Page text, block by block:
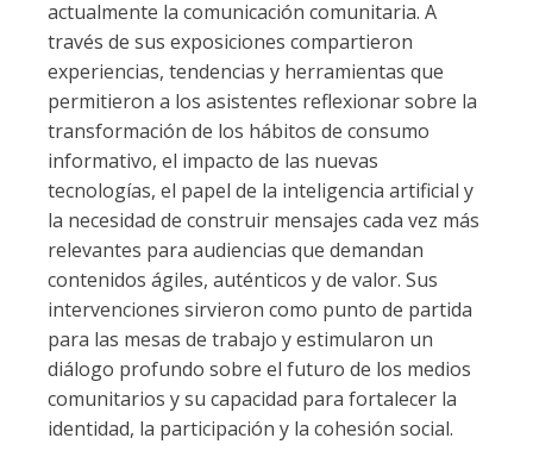
actualmente la comunicación comunitaria. A
través de sus exposiciones compartieron
experiencias, tendencias y herramientas que
permitieron a los asistentes reflexionar sobre la
transformación de los hábitos de consumo
informativo, el impacto de las nuevas
tecnologías, el papel de la inteligencia artificial y
la necesidad de construir mensajes cada vez más
relevantes para audiencias que demandan
contenidos ágiles, auténticos y de valor. Sus
intervenciones sirvieron como punto de partida
para las mesas de trabajo y estimularon un
diálogo profundo sobre el futuro de los medios
comunitarios y su capacidad para fortalecer la
identidad, la participación y la cohesión social.